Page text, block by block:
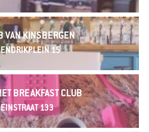
VAN KINSBERGEN
15
BREAKFAST CLUB
133